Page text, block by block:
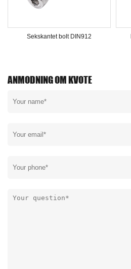
Sekskantet bolt DIN912
ANMODNING OM KVOTE